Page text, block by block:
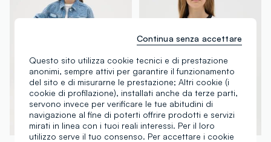
100% Cotone
Questo sito utilizza cookie tecnici e di prestazione
anonimi, sempre attivi per garantire il funzionamento
del sito e di misurarne le prestazione; Altri cookie (i
cookie di profilazione), installati anche da terze parti,
servono invece per verificare le tue abitudini di
navigazione al fine di poterti offrire prodotti e servizi
mirati in linea con i tuoi reali interessi. Per il loro
utilizzo serve il tuo consenso. Per accettare i cookie
Continua senza accettare